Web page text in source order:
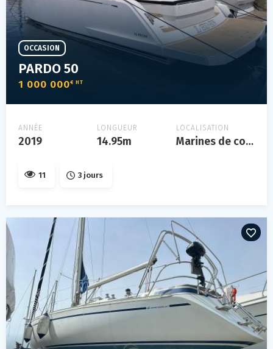
PARDO 50
1 000 000€ HT
OCCASION
ANNÉE
2019
LONGUEUR
14.95m
LOCALISATION
Marines de cogolin
11 3 jours